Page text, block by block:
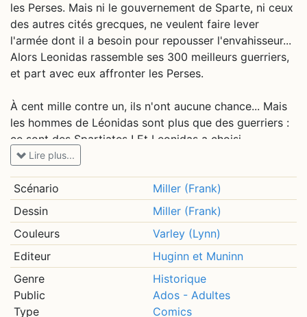
les Perses. Mais ni le gouvernement de Sparte, ni ceux
des autres cités grecques, ne veulent faire lever
l'armée dont il a besoin pour repousser l'envahisseur...
Alors Leonidas rassemble ses 300 meilleurs guerriers,
et part avec eux affronter les Perses.
À cent mille contre un, ils n'ont aucune chance... Mais
les hommes de Léonidas sont plus que des guerriers :
ce sont des Spartiates ! Et Leonidas a choisi
judicieusement son champ de bataille : la passe des
compter sur leur nombre pour submerger les Grecs.
Enfin, les deux armées sont face à face. Les hostilités
commencent... Et une à une, les vagues d'assaut
lancées par Xerxes viennent s'écraser sur la muraille
humaine des invincibles Spartiates. Les troupes perses
s'épuisent, tandis que des espoirs fous naissent dans
les rangs grecs. Et si Leonidas, contre toute attente,
Lire plus...
Scénario
Miller (Frank)
Dessin
Miller (Frank)
Couleurs
Varley (Lynn)
Editeur
Huginn et Muninn
Genre
Public
Type
Historique
Ados - Adultes
Comics